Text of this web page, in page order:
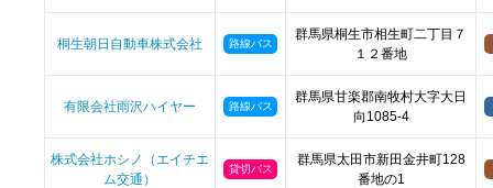
桐生朝日自動車株式会社 路線バス
群馬県桐生市相生町二丁目７
１２番地
有限会社雨沢ハイヤー 路線バス
群馬県甘楽郡南牧村大字大日
向1085-4
株式会社ホシノ（エイチエ
ム交通）
貸切バス
群馬県太田市新田金井町128
番地の1